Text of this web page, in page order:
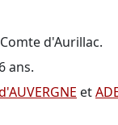
d'Aurillac.
ans.
et